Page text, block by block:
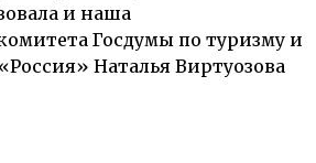
и наша
Госдумы по туризму и
Наталья Виртуозова